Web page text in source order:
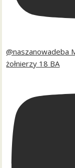
@naszanowadeba
żołnierzy 18 BA